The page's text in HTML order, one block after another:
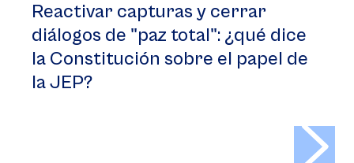
Reactivar capturas y cerrar
diálogos de "paz total": ¿qué dice
la Constitución sobre el papel de
la JEP?